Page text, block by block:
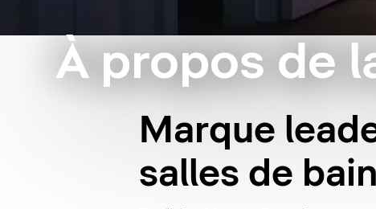
À propos de
Marque
salles de